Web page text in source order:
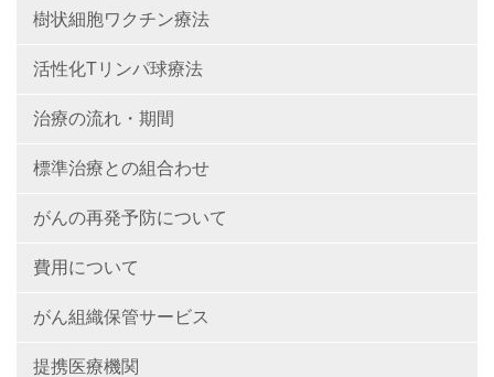
樹状細胞ワクチン療法
活性化Tリンパ球療法
治療の流れ・期間
標準治療との組合わせ
がんの再発予防について
費用について
がん組織保管サービス
提携医療機関